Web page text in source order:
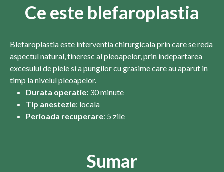
Ce este blefaroplastia
Blefaroplastia este interventia chirurgicala prin care se reda
aspectul natural, tineresc al pleoapelor, prin indepartarea
excesului de piele si a pungilor cu grasime care au aparut in
timp la nivelul pleoapelor.
Durata operatie: 30 minute
Tip anestezie: locala
Perioada recuperare: 5 zile
Sumar